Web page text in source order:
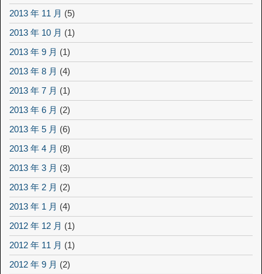
2013 年 11 月 (5)
2013 年 10 月 (1)
2013 年 9 月 (1)
2013 年 8 月 (4)
2013 年 7 月 (1)
2013 年 6 月 (2)
2013 年 5 月 (6)
2013 年 4 月 (8)
2013 年 3 月 (3)
2013 年 2 月 (2)
2013 年 1 月 (4)
2012 年 12 月 (1)
2012 年 11 月 (1)
2012 年 9 月 (2)